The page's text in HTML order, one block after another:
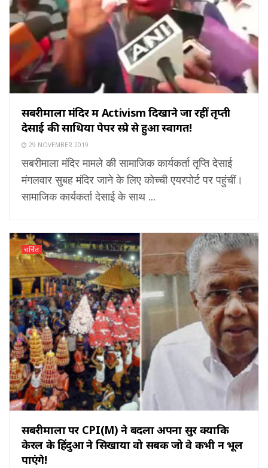
सबरीमाला मंदिर में Activism दिखाने जा रहीं तृप्ती
देसाई की साथियों पेपर स्प्रे से हुआ स्वागत!
29 NOVEMBER 2019
सबरीमाला मंदिर मामले की सामाजिक कार्यकर्ता तृप्ति देसाई
मंगलवार सुबह मंदिर जाने के लिए कोच्ची एयरपोर्ट पर पहुंचीं।
सामाजिक कार्यकर्ता देसाई के साथ ...
चर्चित
सबरीमाला पर CPI(M) ने बदला अपना सुर क्योंकि
केरल के हिंदुओं ने सिखाया वो सबक जो वे कभी न भूल
पाएंगे!